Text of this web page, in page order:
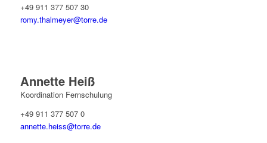
+49 911 377 507 30
romy.thalmeyer@torre.de
Annette Heiß
Koordination Fernschulung
+49 911 377 507 0
annette.heiss@torre.de